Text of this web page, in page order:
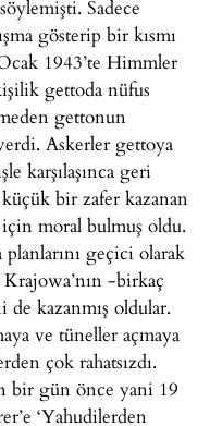
Sadece
gösterip bir kısmı
1943’te Himmler
gettoda nüfus
gettonun
Askerler gettoya
karşılaşınca geri
bir zafer kazanan
moral bulmuş oldu.
geçici olarak
-birkaç
de kazanmış oldular.
ve tüneller açmaya
çok rahatsızdı.
bir gün önce yani 19
‘Yahudilerden